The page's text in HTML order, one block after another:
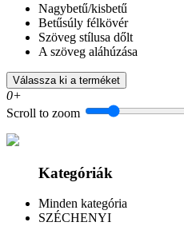
Nagybetű/kisbetű
Betűsúly félkövér
Szöveg stílusa dőlt
A szöveg aláhúzása
Válassza ki a terméket
0+
Scroll to zoom
Kategóriák
Minden kategória
SZÉCHENYI